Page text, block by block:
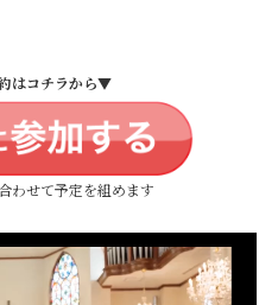
はコチラから▼
わせて予定を組めます